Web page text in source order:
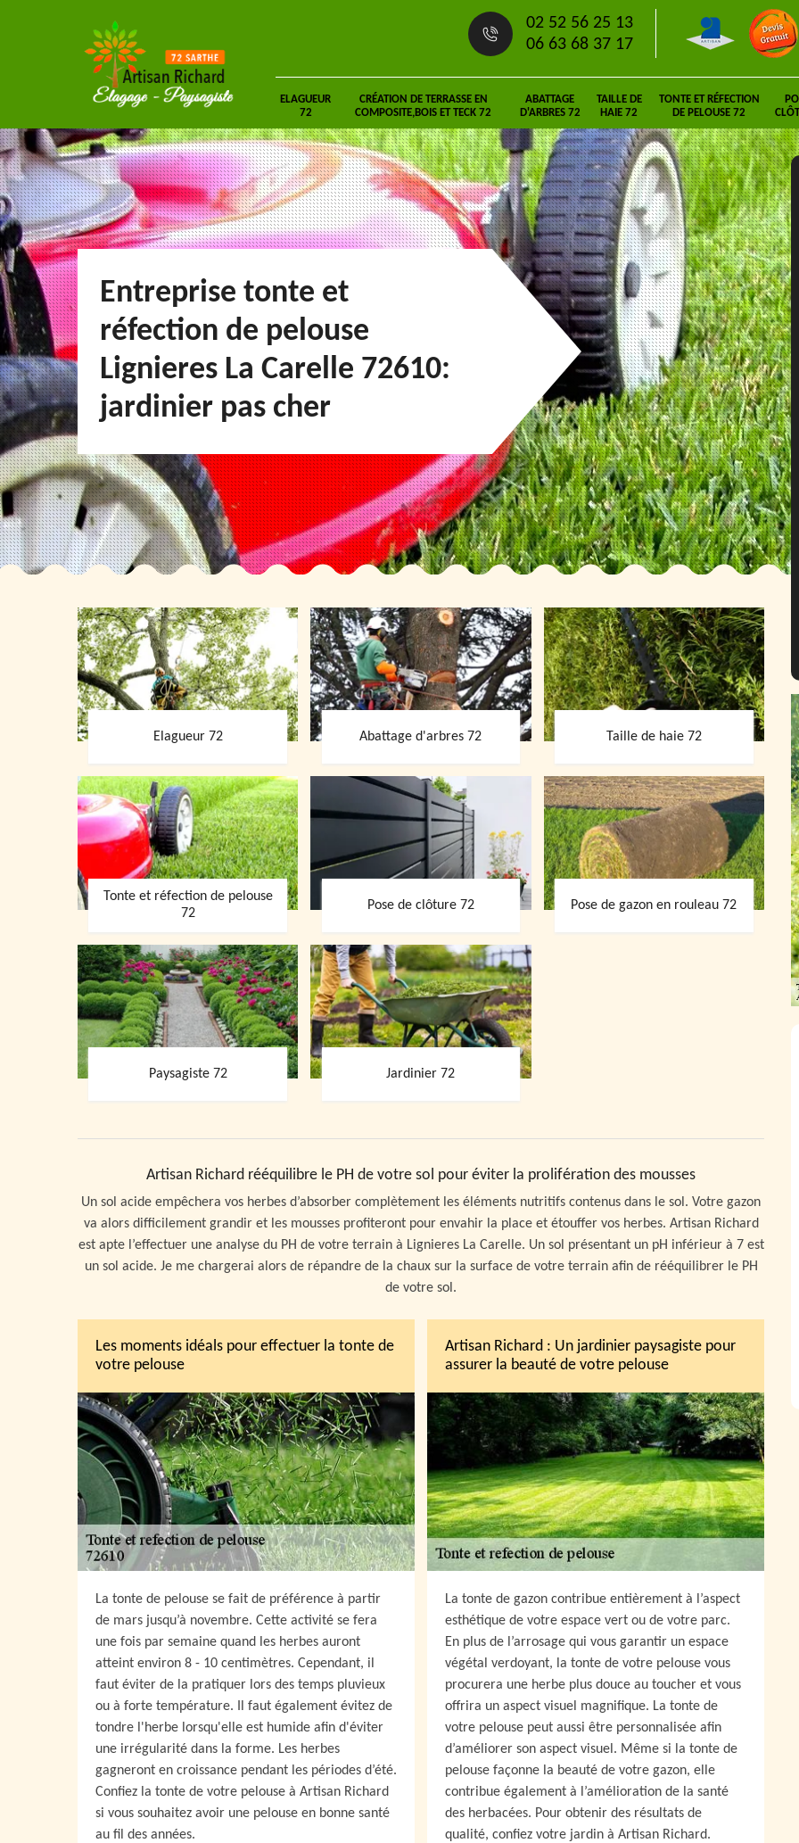
02 52 56 25 13
06 63 68 37 17
ELAGUEUR
72
CRÉATION DE TERRASSE EN
COMPOSITE,BOIS ET TECK 72
ABATTAGE
D'ARBRES 72
TAILLE DE
HAIE 72
TONTE ET RÉFECTION
DE PELOUSE 72
Entreprise tonte et
réfection de pelouse
Lignieres La Carelle 72610:
jardinier pas cher
Elagueur 72 Abattage d'arbres 72 Taille de haie 72
Tonte et réfection de pelouse
72
Pose de clôture 72 Pose de gazon en rouleau 72
Paysagiste 72 Jardinier 72
Artisan Richard rééquilibre le PH de votre sol pour éviter la prolifération des mousses
Un sol acide empêchera vos herbes d’absorber complètement les éléments nutritifs contenus dans le sol. Votre gazon
va alors difficilement grandir et les mousses profiteront pour envahir la place et étouffer vos herbes. Artisan Richard
est apte l’effectuer une analyse du PH de votre terrain à Lignieres La Carelle. Un sol présentant un pH inférieur à 7 est
un sol acide. Je me chargerai alors de répandre de la chaux sur la surface de votre terrain afin de rééquilibrer le PH
de votre sol.
Les moments idéals pour effectuer la tonte de
votre pelouse
La tonte de pelouse se fait de préférence à partir
de mars jusqu’à novembre. Cette activité se fera
une fois par semaine quand les herbes auront
atteint environ 8 - 10 centimètres. Cependant, il
faut éviter de la pratiquer lors des temps pluvieux
ou à forte température. Il faut également évitez de
tondre l'herbe lorsqu'elle est humide afin d'éviter
une irrégularité dans la forme. Les herbes
gagneront en croissance pendant les périodes d’été.
Confiez la tonte de votre pelouse à Artisan Richard
si vous souhaitez avoir une pelouse en bonne santé
au fil des années.
Artisan Richard : Un jardinier paysagiste pour
assurer la beauté de votre pelouse
La tonte de gazon contribue entièrement à l’aspect
esthétique de votre espace vert ou de votre parc.
En plus de l’arrosage qui vous garantir un espace
végétal verdoyant, la tonte de votre pelouse vous
procurera une herbe plus douce au toucher et vous
offrira un aspect visuel magnifique. La tonte de
votre pelouse peut aussi être personnalisée afin
d’améliorer son aspect visuel. Même si la tonte de
pelouse façonne la beauté de votre gazon, elle
contribue également à l’amélioration de la santé
des herbacées. Pour obtenir des résultats de
qualité, confiez votre jardin à Artisan Richard.